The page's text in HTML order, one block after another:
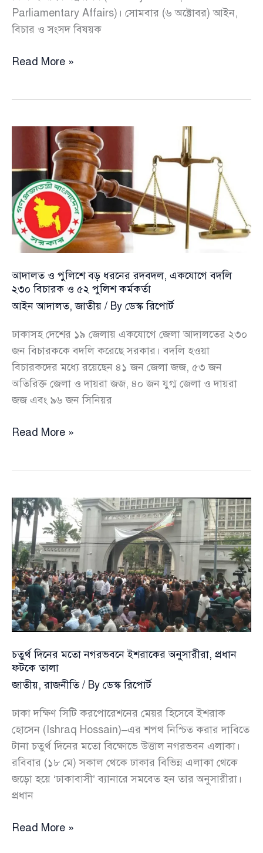
Parliamentary Affairs)। সোমবার (৬ অক্টোবর) আইন,
বিচার ও সংসদ বিষয়ক
আইসিটিতে
নেয়া
নির্বাচনে
Read More »
আদালত ও পুলিশে বড় ধরনের রদবদল, একযোগে বদলি
২৩০ বিচারক ও ৫২ পুলিশ কর্মকর্তা
আইন আদালত,জাতীয় / By ডেস্ক রিপোর্ট
ঢাকাসহ দেশের ১৯ জেলায় একযোগে জেলা আদালতের ২৩০
জন বিচারককে বদলি করেছে সরকার। বদলি হওয়া
বিচারকদের মধ্যে রয়েছেন ৪১ জন জেলা জজ, ৫৩ জন
অতিরিক্ত জেলা ও দায়রা জজ, ৪০ জন যুগ্ম জেলা ও দায়রা
জজ এবং ৯৬ জন সিনিয়র
আদালত
ধরনের
রদবদল,
একযোগে
বদলি
২৩০
বিচারক
ও
৫২
পুলিশ
কর্মকর্তা
Read More »
চতুর্থ দিনের মতো নগরভবনে ইশরাকের অনুসারীরা, প্রধান
ফটকে তালা
জাতীয়,রাজনীতি/ By ডেস্ক রিপোর্ট
ঢাকা দক্ষিণ সিটি করপোরেশনের মেয়র হিসেবে ইশরাক
হোসেন (Ishraq Hossain)–এর শপথ নিশ্চিত করার দাবিতে
টানা চতুর্থ দিনের মতো বিক্ষোভে উত্তাল নগরভবন এলাকা।
রবিবার (১৮ মে) সকাল থেকে ঢাকার বিভিন্ন এলাকা থেকে
জড়ো হয়ে ‘ঢাকাবাসী’ ব্যানারে সমবেত হন তার অনুসারীরা।
প্রধান
চতুর্থ
Read More »